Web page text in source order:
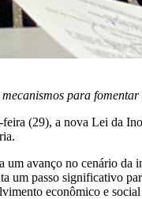
para
(29), a nova Lei da
avanço no cenário da
um passo significativo
econômico e